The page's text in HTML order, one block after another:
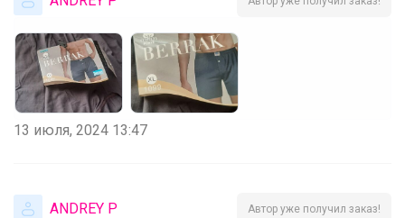
13 июля, 2024 13:47
ANDREY P Автор уже получил заказ!